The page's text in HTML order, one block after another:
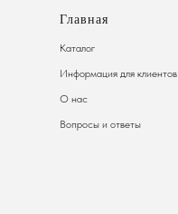
Главная
Каталог
Информация для клиентов
О нас
Вопросы и ответы